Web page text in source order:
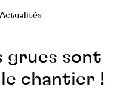
Actualités
grues sont
chantier !